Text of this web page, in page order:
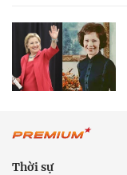
Thời sự